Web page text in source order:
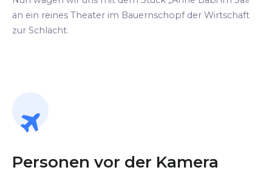
an ein reines Theater im Bauernschopf der Wirtschaft
zur Schlacht.
Personen vor der Kamera